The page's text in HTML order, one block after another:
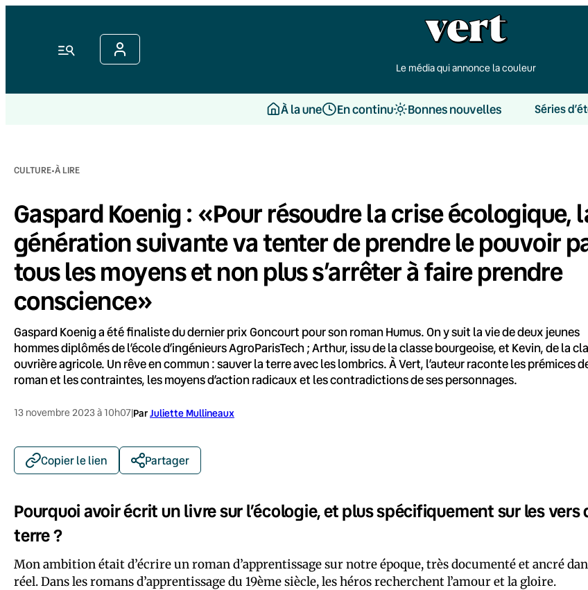
Menu
Le média qui annonce la couleur
À la une En continu Bonnes nouvelles Séries
CULTURE·À LIRE
Gaspard Koenig : «Pour résoudre la crise écologique,
génération suivante va tenter de prendre le pouvoir
tous les moyens et non plus s’arrêter à faire prendre
conscience»
Gaspard Koenig a été finaliste du dernier prix Goncourt pour son roman Humus. On y suit la vie de deux jeunes
hommes diplômés de l’école d’ingénieurs AgroParisTech ; Arthur, issu de la classe bourgeoise, et Kevin, de la
ouvrière agricole. Un rêve en commun : sauver la terre avec les lombrics. À Vert, l’auteur raconte les prémices
roman et les contraintes, les moyens d’action radicaux et les contradictions de ses personnages.
13 novembre 2023 à 10h07|ParJuliette Mullineaux
Copier le lien Partager
Pourquoi avoir écrit un livre sur l’écologie, et plus spécifiquement sur les vers
terre ?
Mon ambition était d’écrire un roman d’apprentissage sur notre époque, très documenté et ancré
réel. Dans les romans d’apprentissage du 19ème siècle, les héros recherchent l’amour et la gloire.